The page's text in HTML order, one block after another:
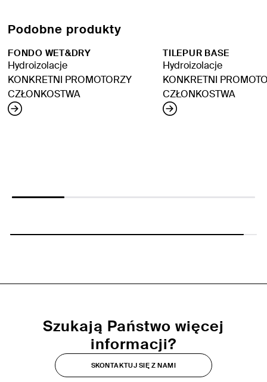
Podobne produkty
FONDO WET&DRY
Hydroizolacje
KONKRETNI PROMOTORZY
CZŁONKOSTWA
TILEPUR BASE
Hydroizolacje
KONKRETNI
CZŁONKOSTWA
Szukają Państwo więcej
informacji?
SKONTAKTUJ SIĘ Z NAMI